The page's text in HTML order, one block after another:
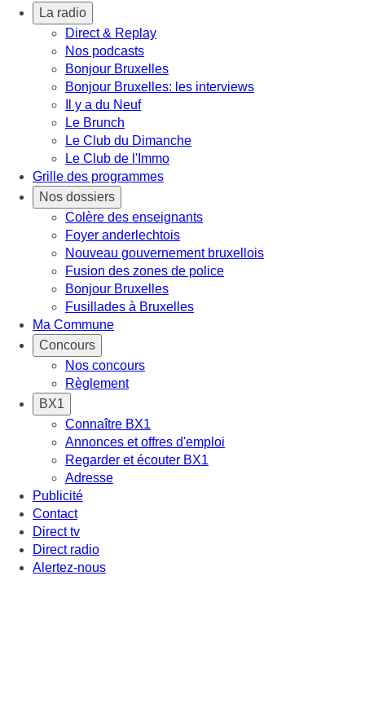
La radio
Direct & Replay
Nos podcasts
Bonjour Bruxelles
Bonjour Bruxelles: les interviews
Il y a du Neuf
Le Brunch
Le Club du Dimanche
Le Club de l'Immo
Grille des programmes
Nos dossiers
Colère des enseignants
Foyer anderlechtois
Nouveau gouvernement bruxellois
Fusion des zones de police
Bonjour Bruxelles
Fusillades à Bruxelles
Ma Commune
Concours
Nos concours
Règlement
BX1
Connaître BX1
Annonces et offres d'emploi
Regarder et écouter BX1
Adresse
Publicité
Contact
Direct tv
Direct radio
Alertez-nous